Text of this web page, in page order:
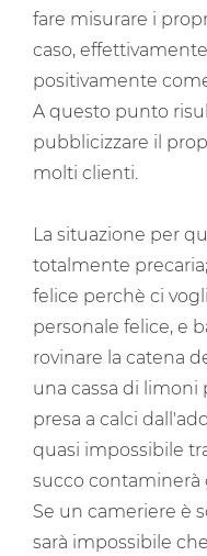
fare misurare i
caso,
positivamente
A questo punto
pubblicizzare il
molti clienti.
La situazione per
totalmente
felice perchè ci
personale felice, e
rovinare la catena
una cassa di limoni
presa a calci
quasi impossibile
succo contaminerà
Se un cameriere è
sarà impossibile